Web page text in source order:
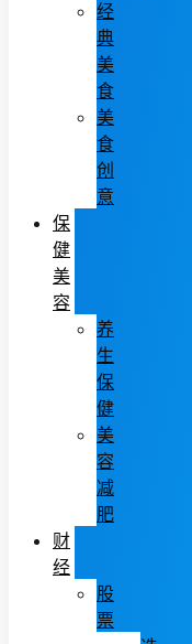
经
典
美
食
美
食
创
意
保
健
美
容
养
生
保
健
美
容
减
肥
财
经
股
票